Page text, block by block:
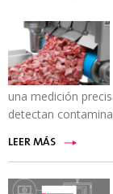
una medición
detectan
LEER MÁS